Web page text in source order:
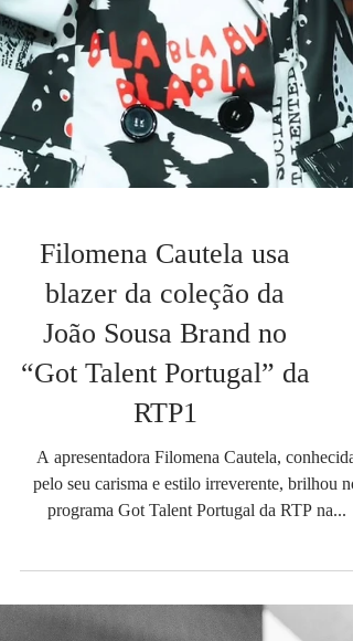
Filomena Cautela usa
blazer da coleção da
João Sousa Brand no
“Got Talent Portugal” da
A apresentadora Filomena Cautela, conhecida
pelo seu carisma e estilo irreverente, brilhou no
programa Got Talent Portugal da RTP na...